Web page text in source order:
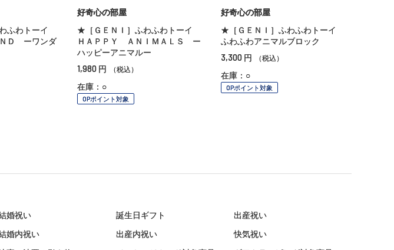
ふわトーイ
Ｄ ーワンダ
好奇心の部屋
★［ＧＥＮＩ］ふわふわトーイ
ＨＡＰＰＹ ＡＮＩＭＡＬＳ ー
ハッピーアニマルー
1,980 円 （税込）
在庫：○
OPポイント対象
好奇心の部屋
★［ＧＥＮＩ］ふわふわトーイ
ふわふわアニマルブロック
3,300 円 （税込）
在庫：○
OPポイント対象
婚祝い 誕生日ギフト
出産祝い
婚内祝い 出産内祝い
快気祝い